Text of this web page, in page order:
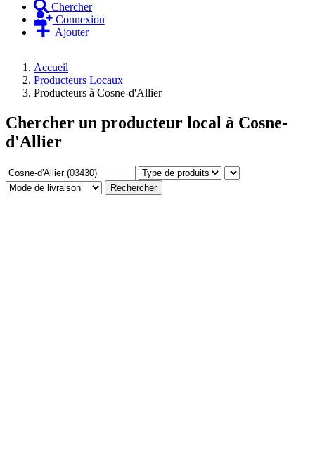
Chercher
Connexion
Ajouter
Accueil
Producteurs Locaux
Producteurs à Cosne-d'Allier
Chercher un producteur local à Cosne-
d'Allier
Où
cherchez-
vous
Type
de
produits
Produits
Mode
Rechercher